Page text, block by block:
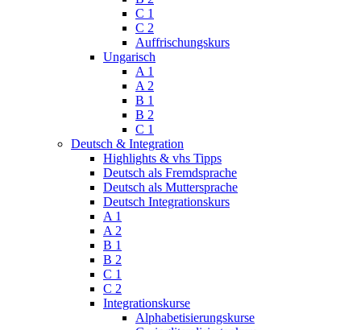
C 1
C 2
Auffrischungskurs
Ungarisch
A 1
A 2
B 1
B 2
C 1
Deutsch & Integration
Highlights & vhs Tipps
Deutsch als Fremdsprache
Deutsch als Muttersprache
Deutsch Integrationskurs
A 1
A 2
B 1
B 2
C 1
C 2
Integrationskurse
Alphabetisierungskurse